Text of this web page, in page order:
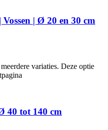
| Ø 20 en 30 cm
variaties. Deze optie
40 tot 140 cm